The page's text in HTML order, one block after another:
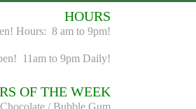
HOURS
Hours: 8 am to 9pm!
11am to 9pm Daily!
OF THE WEEK
/ Bubble Gum